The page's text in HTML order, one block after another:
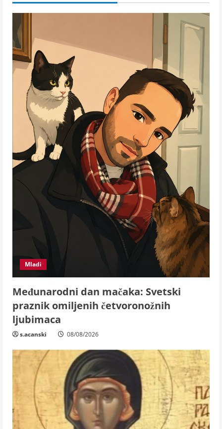
Mladi
Međunarodni dan mačaka: Svetski
praznik omiljenih četvoronožnih
ljubimaca
s.acanski 08/08/2026